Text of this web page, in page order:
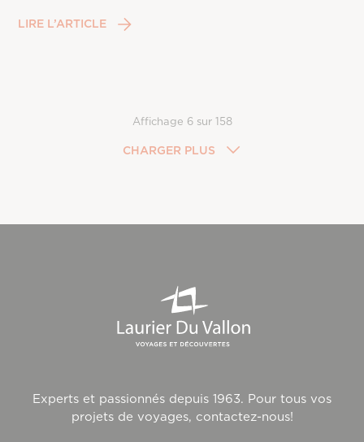
LIRE L’ARTICLE
Affichage 6sur 158
CHARGER PLUS
Experts et passionnés depuis 1963. Pour tous vos
projets de voyages, contactez-nous!